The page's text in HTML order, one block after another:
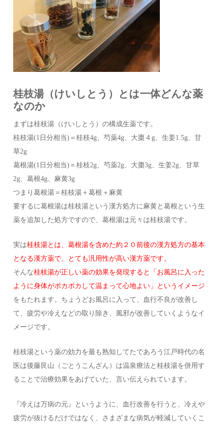
桂枝湯（けいしとう）とは一体どんな薬
なのか
まずは桂枝湯（けいしとう）の構成生薬です。
桂枝湯(1日分相当)＝桂枝4g、芍薬4g、大棗４g、生姜1.5g、甘
草2g
葛根湯(1日分相当)＝桂枝2g、芍薬2g、大棗3g、生姜2g、甘草
2g、葛根4g、麻黄3g
つまり葛根湯＝桂枝湯＋葛根＋麻黄
要するに葛根湯は桂枝湯という漢方処方に麻黄と葛根という生
薬を追加した処方ですので、葛根湯は元々は桂枝湯です。
実は桂枝湯とは、葛根湯を含めた約２０前後の漢方処方の基本
となる漢方薬で、とても汎用性が高い漢方薬です。
そんな桂枝湯が正しい薬の効果を発現すると「お風呂に入った
ように身体がポカポカして温まって心地よい」というイメージ
をもたれます。ちょうどお風呂に入って、血行不良が改善し
て、疲労や冷えなどの取り除き、風邪が改善していくようなイ
メージです。
桂枝湯という薬の効力を最も熟知してたであろう江戸時代の名
医は後藤艮山（ごとうこんざん）は温泉療法と桂枝湯を併用す
ることで治療効果をあげていた、言い伝えられています。
『冷えは万病の元』というように、血行改善を行うと、冷えや
疲労が抜けるだけではなく、さまざまな病気が軽減していくこ